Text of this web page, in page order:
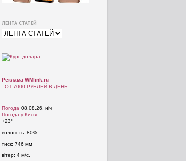
ЛЕНТА СТАТЕЙ
Реклама WMlink.ru
- ОТ 7000 РУБЛЕЙ В ДЕНЬ
Погода 08.08.26, ніч
Погода у Києві
+23°
вологість: 80%
тиск: 746 мм
вітер: 4 м/с,